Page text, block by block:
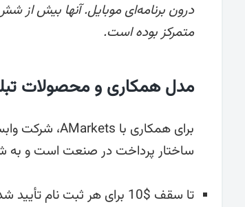
درون برنامه‌ای موبایل. آنها بیش از
متمرکز بوده است.
مدل همکاری و محصولات
ساختار پرداخت در صنعت است و به
تا سقف $10 برای هر ثبت نام تأیید شده (CPL).